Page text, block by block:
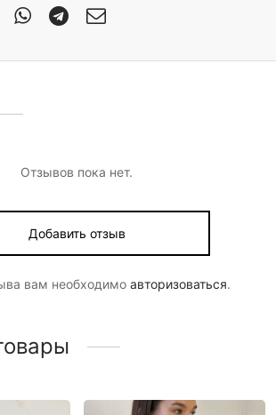
Отзывов пока нет.
Добавить отзыв
вам необходимо авторизоваться.